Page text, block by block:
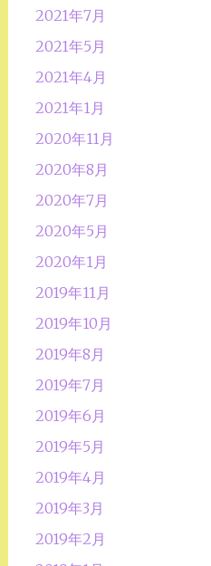
2021年7月
2021年5月
2021年4月
2021年1月
2020年11月
2020年8月
2020年7月
2020年5月
2020年1月
2019年11月
2019年10月
2019年8月
2019年7月
2019年6月
2019年5月
2019年4月
2019年3月
2019年2月